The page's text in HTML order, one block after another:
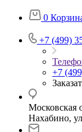
0
+7 (499)
+7
Московская
Нахабино,